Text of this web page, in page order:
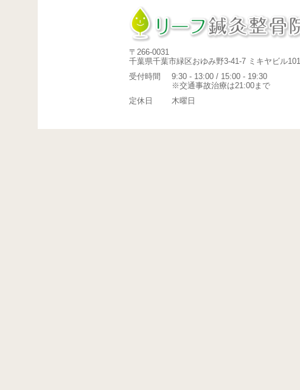
〒266-0031
千葉県千葉市緑区おゆみ野3-41-7 ミキヤビル101
受付時間
9:30 - 13:00 / 15:00 - 19:30
※交通事故治療は21:00まで
定休日
木曜日